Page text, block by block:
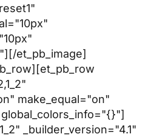
et_pb_image]
make_equal="on"
global_colors_info="{}"]
_builder_version="4.1"